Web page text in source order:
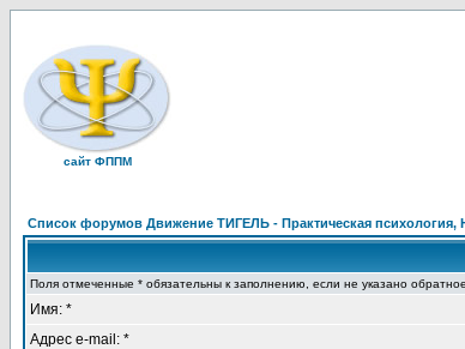
сайт ФППМ
Список форумов Движение ТИГЕЛЬ - Практическая психология,
Поля отмеченные * обязательны к заполнению, если не указано обратное
Имя: *
Адрес e-mail: *